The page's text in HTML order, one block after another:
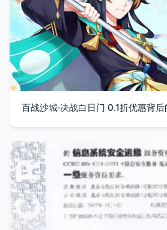
百战沙城·决战白日门 0.1折优惠背